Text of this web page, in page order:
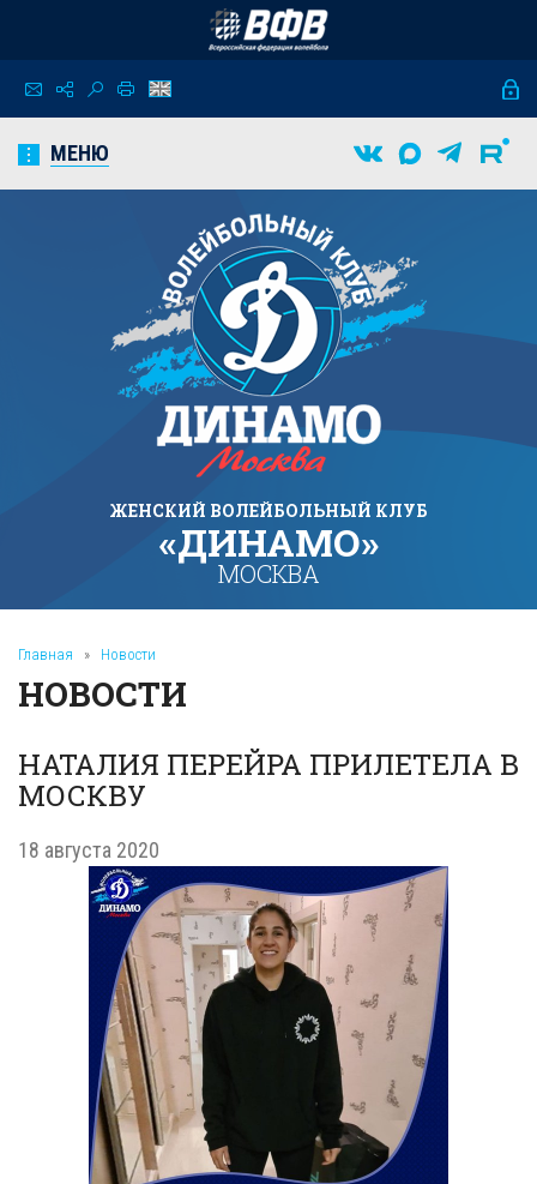
МЕНЮ
ЖЕНСКИЙ ВОЛЕЙБОЛЬНЫЙ КЛУБ
«ДИНАМО»
МОСКВА
Главная » Новости
НОВОСТИ
НАТАЛИЯ ПЕРЕЙРА ПРИЛЕТЕЛА В
МОСКВУ
18 августа 2020